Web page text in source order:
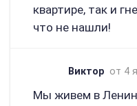
квартире, так и
что не нашли!
Виктор от 4
Мы живем в